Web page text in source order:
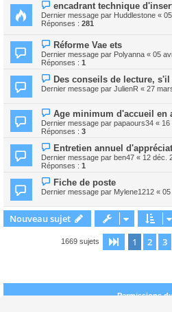
encadrant technique
Dernier message par Huddlestone «
Réponses : 281
Réforme Vae ets
Dernier message par Polyanna « 05
Réponses : 1
Des conseils de lecture,
Dernier message par JulienR « 27
Age minimum d'accueil en
Dernier message par papaours34 « 16
Réponses : 3
Entretien annuel
Dernier message par ben47 « 12 déc.
Réponses : 1
Fiche de poste
Dernier message par Mylene1212 « 05
Nouveau sujet
1669 sujets Page 1sur67
1 2 3
Permissions